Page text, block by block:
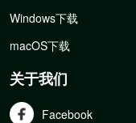
Windows下载
macOS下载
关于我们
Facebook